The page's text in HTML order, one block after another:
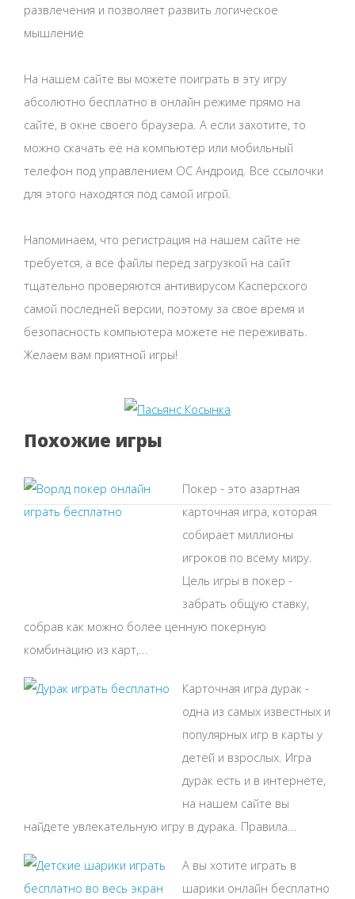
развлечения и позволяет развить логическое
мышление
На нашем сайте вы можете поиграть в эту игру
абсолютно бесплатно в онлайн режиме прямо на
сайте, в окне своего браузера. А если захотите, то
можно скачать её на компьютер или мобильный
телефон под управлением ОС Андроид. Все ссылочки
для этого находятся под самой игрой.
Напоминаем, что регистрация на нашем сайте не
требуется, а все файлы перед загрузкой на сайт
тщательно проверяются антивирусом Касперского
самой последней версии, поэтому за свое время и
безопасность компьютера можете не переживать.
Желаем вам приятной игры!
Похожие игры
Покер - это азартная
карточная игра, которая
собирает миллионы
игроков по всему миру.
Цель игры в покер -
забрать общую ставку,
собрав как можно более ценную покерную
комбинацию из карт,...
Карточная игра дурак -
одна из самых известных и
популярных игр в карты у
детей и взрослых. Игра
дурак есть и в интернете,
на нашем сайте вы
найдете увлекательную игру в дурака. Правила...
А вы хотите играть в
шарики онлайн бесплатно